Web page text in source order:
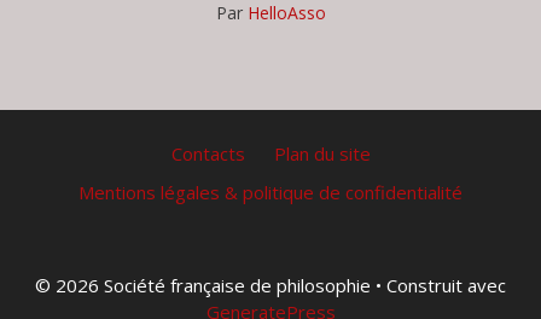
Par HelloAsso
Contacts
Plan du site
Mentions légales & politique de confidentialité
© 2026 Société française de philosophie • Construit avec
GeneratePress